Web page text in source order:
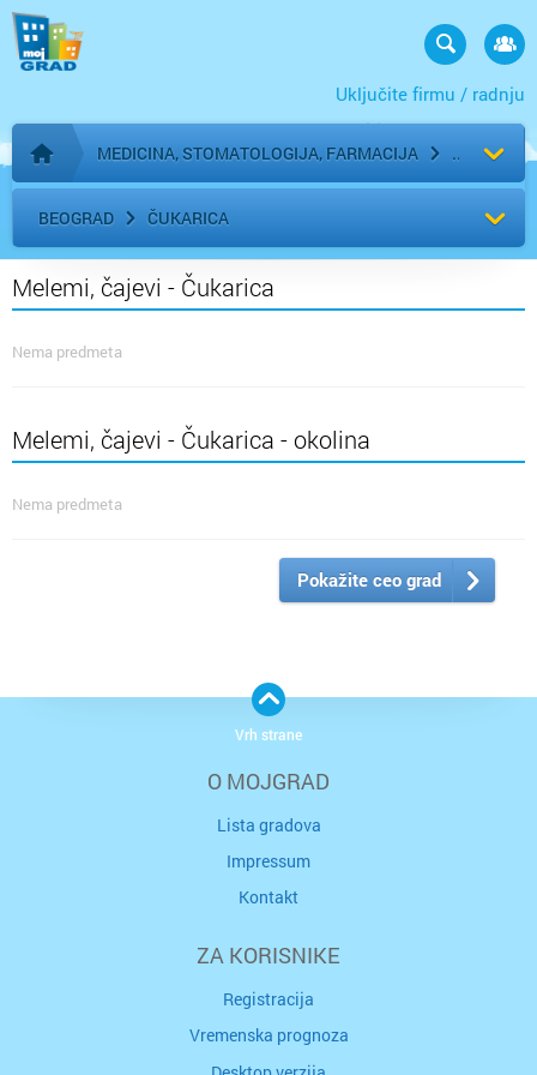
Uključite firmu / radnju
Početna stranica
MEDICINA, STOMATOLOGIJA, FARMACIJA
BEOGRAD ČUKARICA
Melemi, čajevi - Čukarica
Nema predmeta
Melemi, čajevi - Čukarica - okolina
Nema predmeta
Pokažite ceo grad
O MOJGRAD
Lista gradova
Impressum
Kontakt
ZA KORISNIKE
Registracija
Vremenska prognoza
Vrh strane